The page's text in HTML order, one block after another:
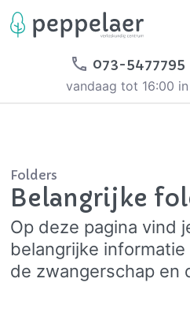
073-5477795
vandaag tot 16:00
Folders
Belangrijke
Op deze pagina vind
belangrijke
de zwangerschap en